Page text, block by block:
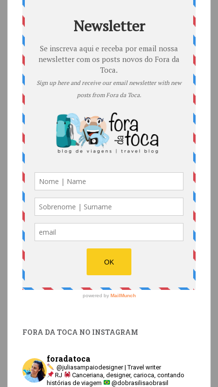
FORA DA TOCA NO INSTAGRAM
foradatoca
@juliasampaiodesigner | Travel writer
RJ
Canceriana, designer, carioca, contando
histórias de viagem
@dobrasilisaobrasil